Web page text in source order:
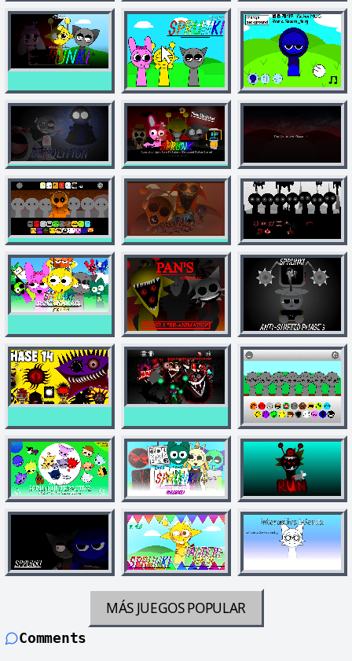
MÁS JUEGOSPOPULAR
Comments